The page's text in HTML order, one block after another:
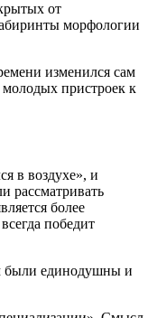
от
морфологии
изменился сам
молодых пристроек к
в воздухе», и
рассматривать
более
победит
были единодушны и